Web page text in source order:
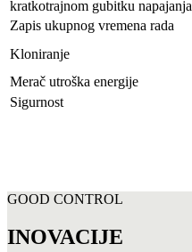
kratkotrajnom gubitku napajanja
Zapis ukupnog vremena rada
Kloniranje
Merač utroška energije
Sigurnost
GOOD CONTROL
INOVACIJE